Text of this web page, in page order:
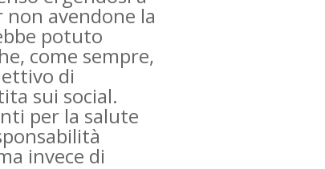
avendone la
potuto
come sempre,
di
sui social.
per la salute
invece di